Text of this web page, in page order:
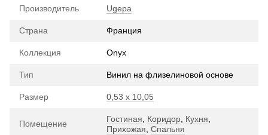
Производитель Ugepa
Страна Франция
Коллекция Onyx
Тип Винил на флизелиновой основе
Размер 0,53 х 10,05
Помещение Гостиная, Коридор, Кухня,
Прихожая, Спальня